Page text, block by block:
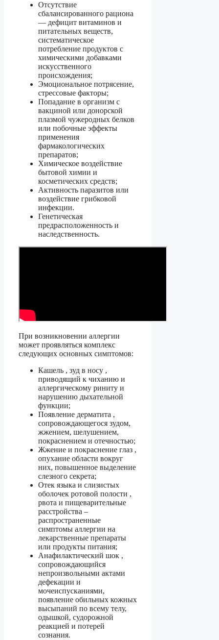
Отсутствие
сбалансированного рациона
— дефицит витаминов и
питательных веществ,
систематическое
потребление продуктов с
химическими добавками
искусственного
происхождения;
Эмоциональное потрясение,
стрессовые факторы;
Попадание в организм с
вакциной или донорской
плазмой чужеродных белков
или побочные эффекты
применения
фармакологических
препаратов;
Химическое воздействие
бытовой химии и
косметических средств;
Активность паразитов или
воздействие грибковой
инфекции.
Генетическая
предрасположенность и
наследственность.
При возникновении аллергии
может проявляться комплекс
следующих основных симптомов:
Кашель , зуд в носу ,
приводящий к чиханию и
аллергическому риниту и
нарушению дыхательной
функции;
Появление дерматита ,
сопровождающегося зудом,
жжением, шелушением,
покраснением и отечностью;
Жжение и покраснение глаз ,
опухание области вокруг
них, повышенное выделение
слезного секрета;
Отек языка и слизистых
оболочек ротовой полости ,
рвота и пищеварительные
расстройства –
распространенные
симптомы аллергии на
лекарственные препараты
или продукты питания;
Анафилактический шок ,
сопровождающийся
непроизвольными актами
дефекации и
мочеиспусканиями,
появление обильных кожных
высыпаний по всему телу,
одышкой, судорожной
реакцией и потерей
сознания.